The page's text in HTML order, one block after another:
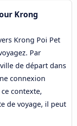
Krong
Krong Poi Pet
Par
de départ dans
connexion
contexte,
de voyage, il peut